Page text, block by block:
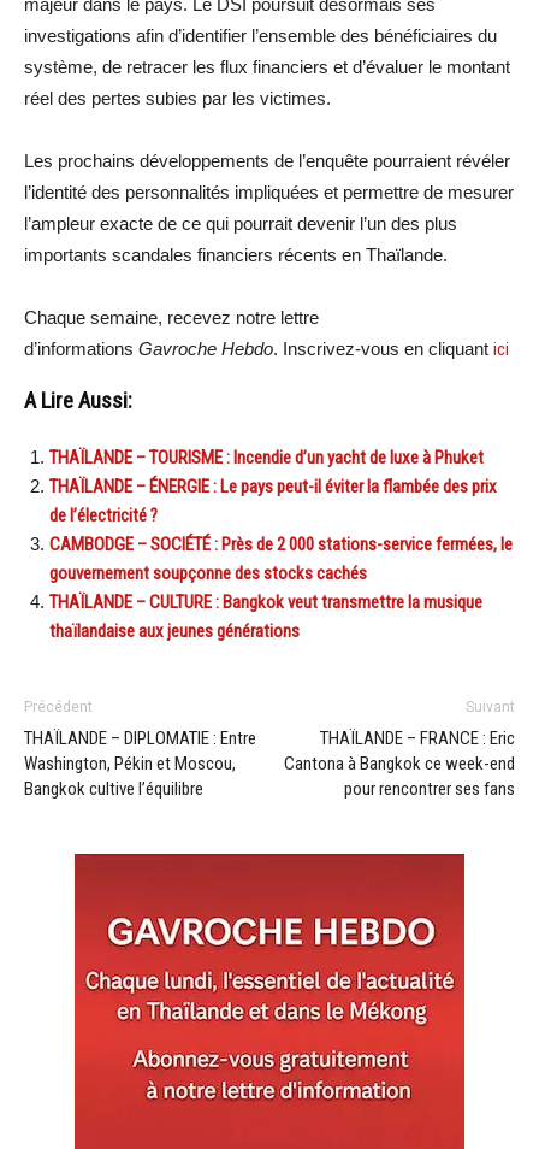
majeur dans le pays. Le DSI poursuit désormais ses
investigations afin d’identifier l’ensemble des bénéficiaires du
système, de retracer les flux financiers et d’évaluer le montant
réel des pertes subies par les victimes.
Les prochains développements de l’enquête pourraient révéler
l’identité des personnalités impliquées et permettre de mesurer
l’ampleur exacte de ce qui pourrait devenir l’un des plus
importants scandales financiers récents en Thaïlande.
Chaque semaine, recevez notre lettre
d’informations Gavroche Hebdo. Inscrivez-vous en cliquant ici
A Lire Aussi:
THAÏLANDE – TOURISME : Incendie d’un yacht de luxe à Phuket
THAÏLANDE – ÉNERGIE : Le pays peut-il éviter la flambée des prix
de l’électricité ?
CAMBODGE – SOCIÉTÉ : Près de 2 000 stations-service fermées, le
gouvernement soupçonne des stocks cachés
THAÏLANDE – CULTURE : Bangkok veut transmettre la musique
thaïlandaise aux jeunes générations
Précédent
THAÏLANDE – DIPLOMATIE : Entre
Washington, Pékin et Moscou,
Bangkok cultive l’équilibre
Suivant
THAÏLANDE – FRANCE : Eric
Cantona à Bangkok ce week-end
pour rencontrer ses fans